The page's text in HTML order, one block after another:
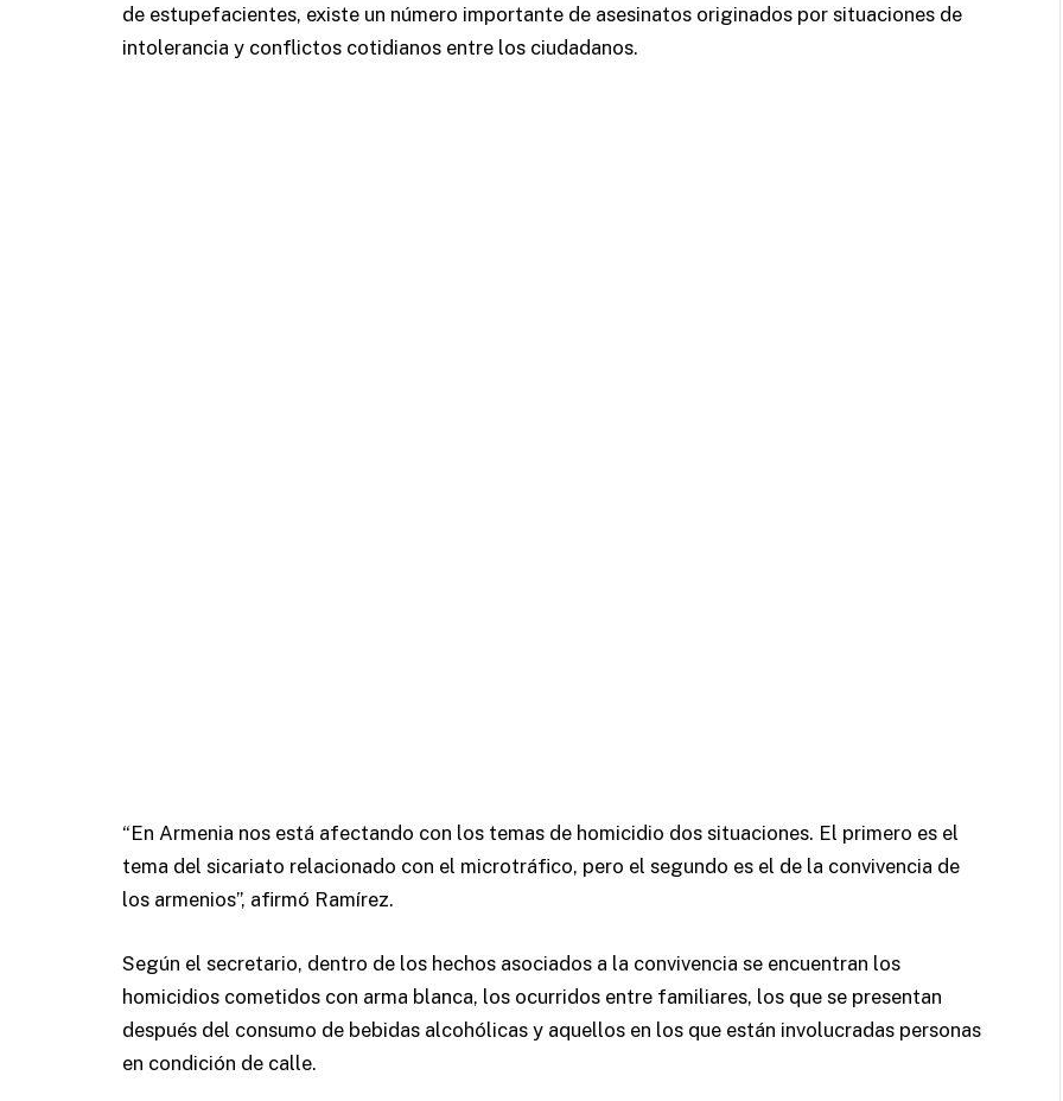
de estupefacientes, existe un número importante de asesinatos originados por situaciones de
intolerancia y conflictos cotidianos entre los ciudadanos.
“En Armenia nos está afectando con los temas de homicidio dos situaciones. El primero es el
tema del sicariato relacionado con el microtráfico, pero el segundo es el de la convivencia de
los armenios”, afirmó Ramírez.
Según el secretario, dentro de los hechos asociados a la convivencia se encuentran los
homicidios cometidos con arma blanca, los ocurridos entre familiares, los que se presentan
después del consumo de bebidas alcohólicas y aquellos en los que están involucradas personas
en condición de calle.